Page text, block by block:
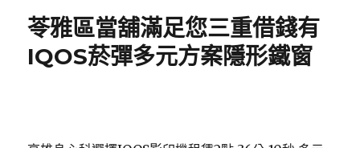
苓雅區當舖滿足您三重借錢有
IQOS菸彈多元方案隱形鐵窗